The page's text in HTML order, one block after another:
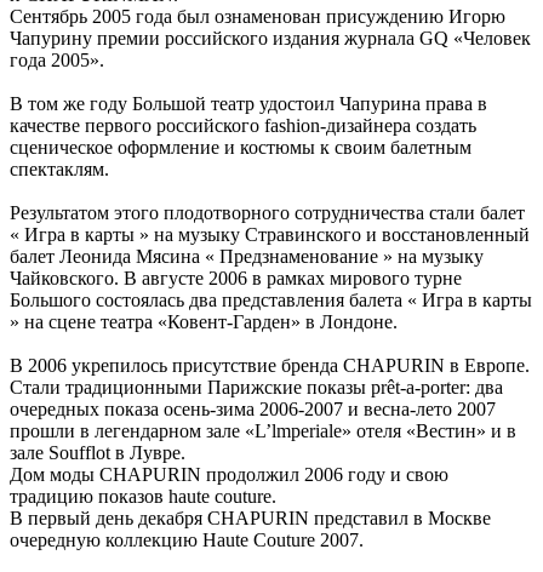
Сентябрь 2005 года был ознаменован присуждению Игорю
Чапурину премии российского издания журнала GQ «Человек
года 2005».
В том же году Большой театр удостоил Чапурина права в
качестве первого российского fashion-дизайнера создать
сценическое оформление и костюмы к своим балетным
спектаклям.
Результатом этого плодотворного сотрудничества стали балет
« Игра в карты » на музыку Стравинского и восстановленный
балет Леонида Мясина « Предзнаменование » на музыку
Чайковского. В августе 2006 в рамках мирового турне
Большого состоялась два представления балета « Игра в карты
» на сцене театра «Ковент-Гарден» в Лондоне.
В 2006 укрепилось присутствие бренда CHAPURIN в Европе.
Стали традиционными Парижские показы prêt-a-porter: два
очередных показа осень-зима 2006-2007 и весна-лето 2007
прошли в легендарном зале «L’lmperiale» отеля «Вестин» и в
зале Soufflot в Лувре.
Дом моды CHAPURIN продолжил 2006 году и свою
традицию показов haute couture.
В первый день декабря CHAPURIN представил в Москве
очередную коллекцию Haute Couture 2007.